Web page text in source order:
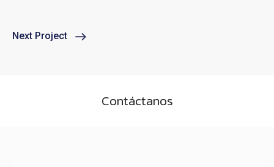
Next Project
Contáctanos